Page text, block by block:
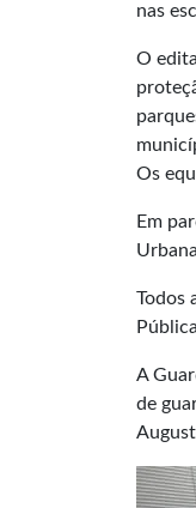
nas
O
Os
Em
Todos
A
de